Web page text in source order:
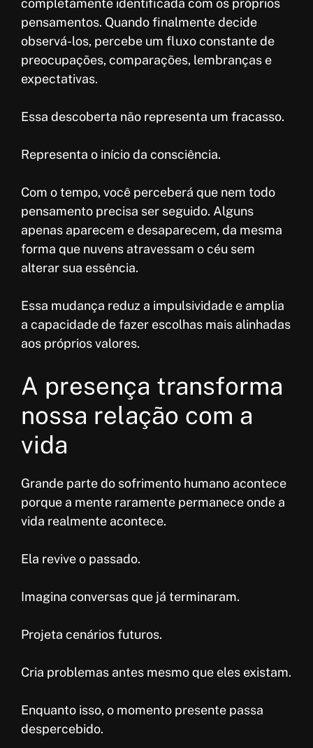
completamente identificada com os próprios
pensamentos. Quando finalmente decide
observá-los, percebe um fluxo constante de
preocupações, comparações, lembranças e
expectativas.
Essa descoberta não representa um fracasso.
Representa o início da consciência.
Com o tempo, você perceberá que nem todo
pensamento precisa ser seguido. Alguns
apenas aparecem e desaparecem, da mesma
forma que nuvens atravessam o céu sem
alterar sua essência.
Essa mudança reduz a impulsividade e amplia
a capacidade de fazer escolhas mais alinhadas
aos próprios valores.
A presença transforma
nossa relação com a
vida
Grande parte do sofrimento humano acontece
porque a mente raramente permanece onde a
vida realmente acontece.
Ela revive o passado.
Imagina conversas que já terminaram.
Projeta cenários futuros.
Cria problemas antes mesmo que eles existam.
Enquanto isso, o momento presente passa
despercebido.